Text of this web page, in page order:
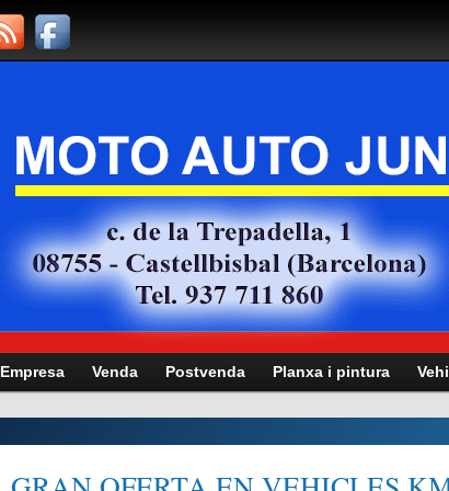
Empresa Venda Postvenda Planxa i pintura